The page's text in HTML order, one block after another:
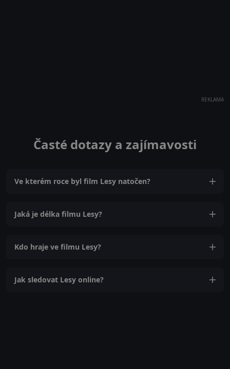
REKLAMA
Časté dotazy a zajímavosti
Ve kterém roce byl film Lesy natočen?
Jaká je délka filmu Lesy?
Kdo hraje ve filmu Lesy?
Jak sledovat Lesy online?